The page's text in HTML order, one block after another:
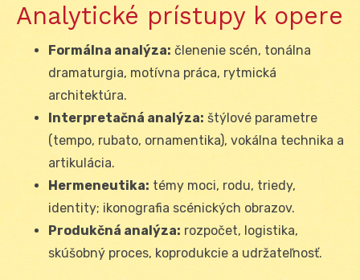
Analytické prístupy k opere
Formálna analýza: členenie scén, tonálna
dramaturgia, motívna práca, rytmická
architektúra.
Interpretačná analýza: štýlové parametre
(tempo, rubato, ornamentika), vokálna technika a
artikulácia.
Hermeneutika: témy moci, rodu, triedy,
identity; ikonografia scénických obrazov.
Produkčná analýza: rozpočet, logistika,
skúšobný proces, koprodukcie a udržateľnosť.